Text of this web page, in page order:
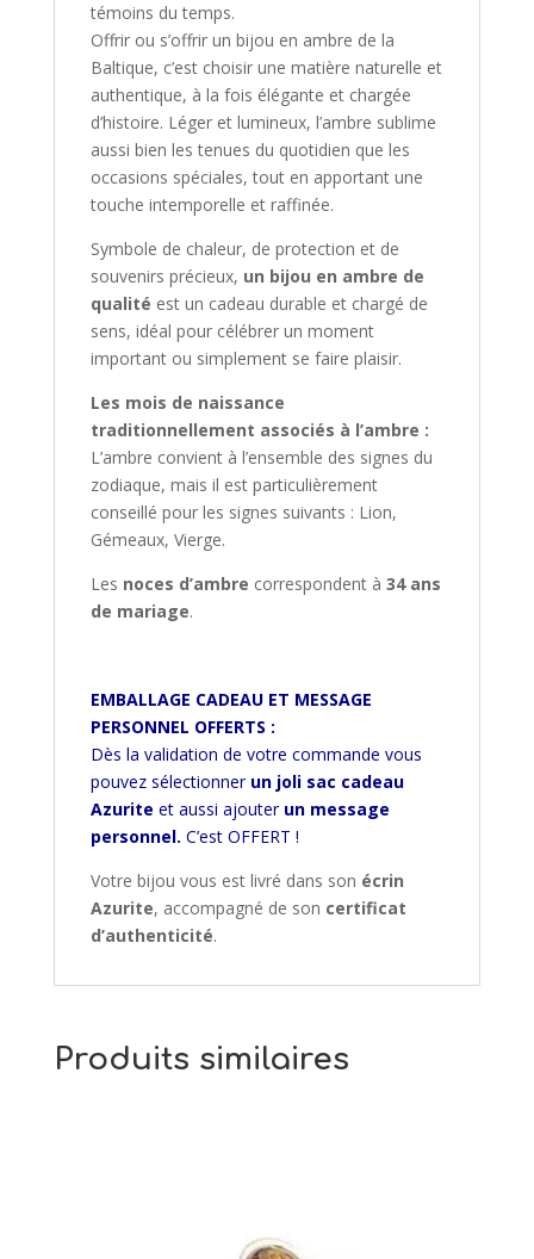
témoins du temps.
Offrir ou s’offrir un bijou en ambre de la
Baltique, c’est choisir une matière naturelle et
authentique, à la fois élégante et chargée
d’histoire. Léger et lumineux, l’ambre sublime
aussi bien les tenues du quotidien que les
occasions spéciales, tout en apportant une
touche intemporelle et raffinée.
Symbole de chaleur, de protection et de
souvenirs précieux, un bijou en ambre de
qualité est un cadeau durable et chargé de
sens, idéal pour célébrer un moment
important ou simplement se faire plaisir.
Les mois de naissance
traditionnellement associés à l’ambre :
L’ambre convient à l’ensemble des signes du
zodiaque, mais il est particulièrement
conseillé pour les signes suivants : Lion,
Gémeaux, Vierge.
Les noces d’ambre correspondent à 34 ans
de mariage.
EMBALLAGE CADEAU ET MESSAGE
PERSONNEL OFFERTS :
Dès la validation de votre commande vous
pouvez sélectionner un joli sac cadeau
Azurite et aussi ajouter un message
personnel. C’est OFFERT !
Votre bijou vous est livré dans son écrin
Azurite, accompagné de son certificat
d’authenticité.
Produits similaires